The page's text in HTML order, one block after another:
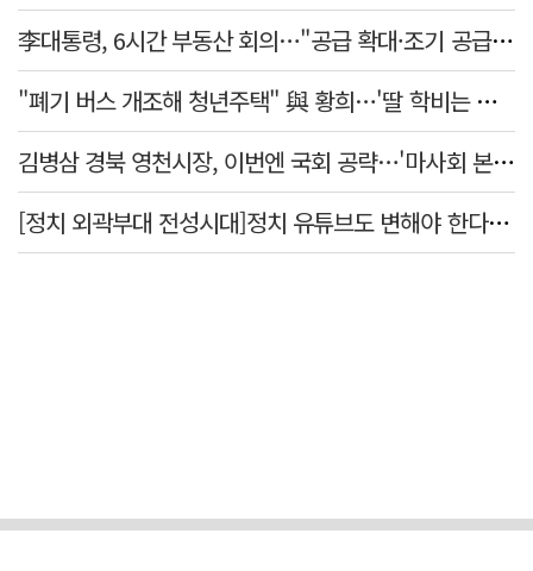
李대통령, 6시간 부동산 회의…"공급 확대·조기 공급 과감히 실천"
"폐기 버스 개조해 청년주택" 與 황희…'딸 학비는 年 4200만원'
김병삼 경북 영천시장, 이번엔 국회 공략…'마사회 본사 이전·광역교통망 확충' 요청
[정치 외곽부대 전성시대]정치 유튜브도 변해야 한다 "화합과 존중"